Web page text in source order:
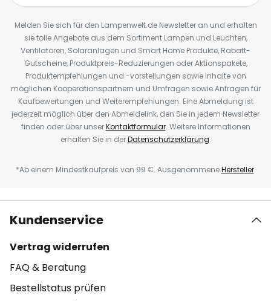
Melden Sie sich für den Lampenwelt.de Newsletter an und erhalten
sie tolle Angebote aus dem Sortiment Lampen und Leuchten,
Ventilatoren, Solaranlagen und Smart Home Produkte, Rabatt-
Gutscheine, Produktpreis-Reduzierungen oder Aktionspakete,
Produktempfehlungen und -vorstellungen sowie Inhalte von
möglichen Kooperationspartnern und Umfragen sowie Anfragen für
Kaufbewertungen und Weiterempfehlungen. Eine Abmeldung ist
jederzeit möglich über den Abmeldelink, den Sie in jedem Newsletter
finden oder über unserKontaktformular. Weitere Informationen
erhalten Sie in derDatenschutzerklärung.
*Ab einem Mindestkaufpreis von 99 €. AusgenommeneHersteller.
Kundenservice
Vertrag widerrufen
FAQ & Beratung
Bestellstatus prüfen